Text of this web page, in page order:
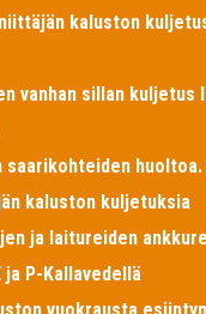
kaluston
vanhan sillan kuljetus
saarikohteiden
kaluston kuljetuksia
ja laitureiden
ja P-Kallavedellä